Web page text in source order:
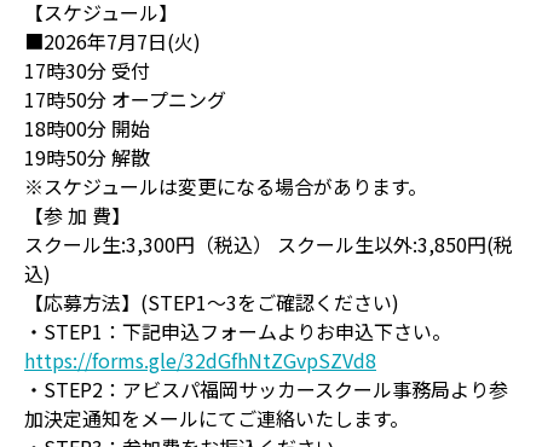
【スケジュール】
■2026年7月7日(火)
17時30分 受付
17時50分 オープニング
18時00分 開始
19時50分 解散
※スケジュールは変更になる場合があります。
【参 加 費】
スクール生:3,300円（税込） スクール生以外:3,850円(税
込)
【応募方法】(STEP1～3をご確認ください)
・STEP1：下記申込フォームよりお申込下さい。
https://forms.gle/32dGfhNtZGvpSZVd8
・STEP2：アビスパ福岡サッカースクール事務局より参
加決定通知をメールにてご連絡いたします。